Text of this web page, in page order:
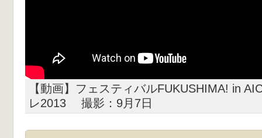
【動画】フェスティバルFUKUSHIMA! in
レ2013 撮影：9月7日